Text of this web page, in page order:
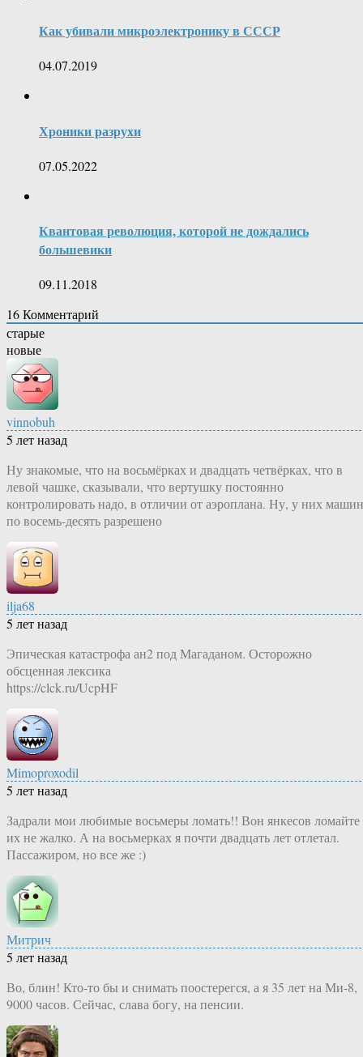
Как убивали микроэлектронику в СССР
04.07.2019
Хроники разрухи
07.05.2022
Квантовая революция, которой не дождались
большевики
09.11.2018
16Комментарий
старые
новые
vinnobuh
5 лет назад
Ну знакомые, что на восьмёрках и двадцать четвёрках, что в
левой чашке, сказывали, что вертушку постоянно
контролировать надо, в отличии от аэроплана. Ну, у них машин
по восемь-десять разрешено
ilja68
5 лет назад
Эпическая катастрофа ан2 под Магаданом. Осторожно
обсценная лексика
https://clck.ru/UcpHF
Mimoproxodil
5 лет назад
Задрали мои любимые восьмеры ломать!! Вон янкесов ломайте
их не жалко. А на восьмерках я почти двадцать лет отлетал.
Пассажиром, но все же :)
Митрич
5 лет назад
Во, блин! Кто-то бы и снимать поостерегся, а я 35 лет на Ми-8,
9000 часов. Сейчас, слава богу, на пенсии.